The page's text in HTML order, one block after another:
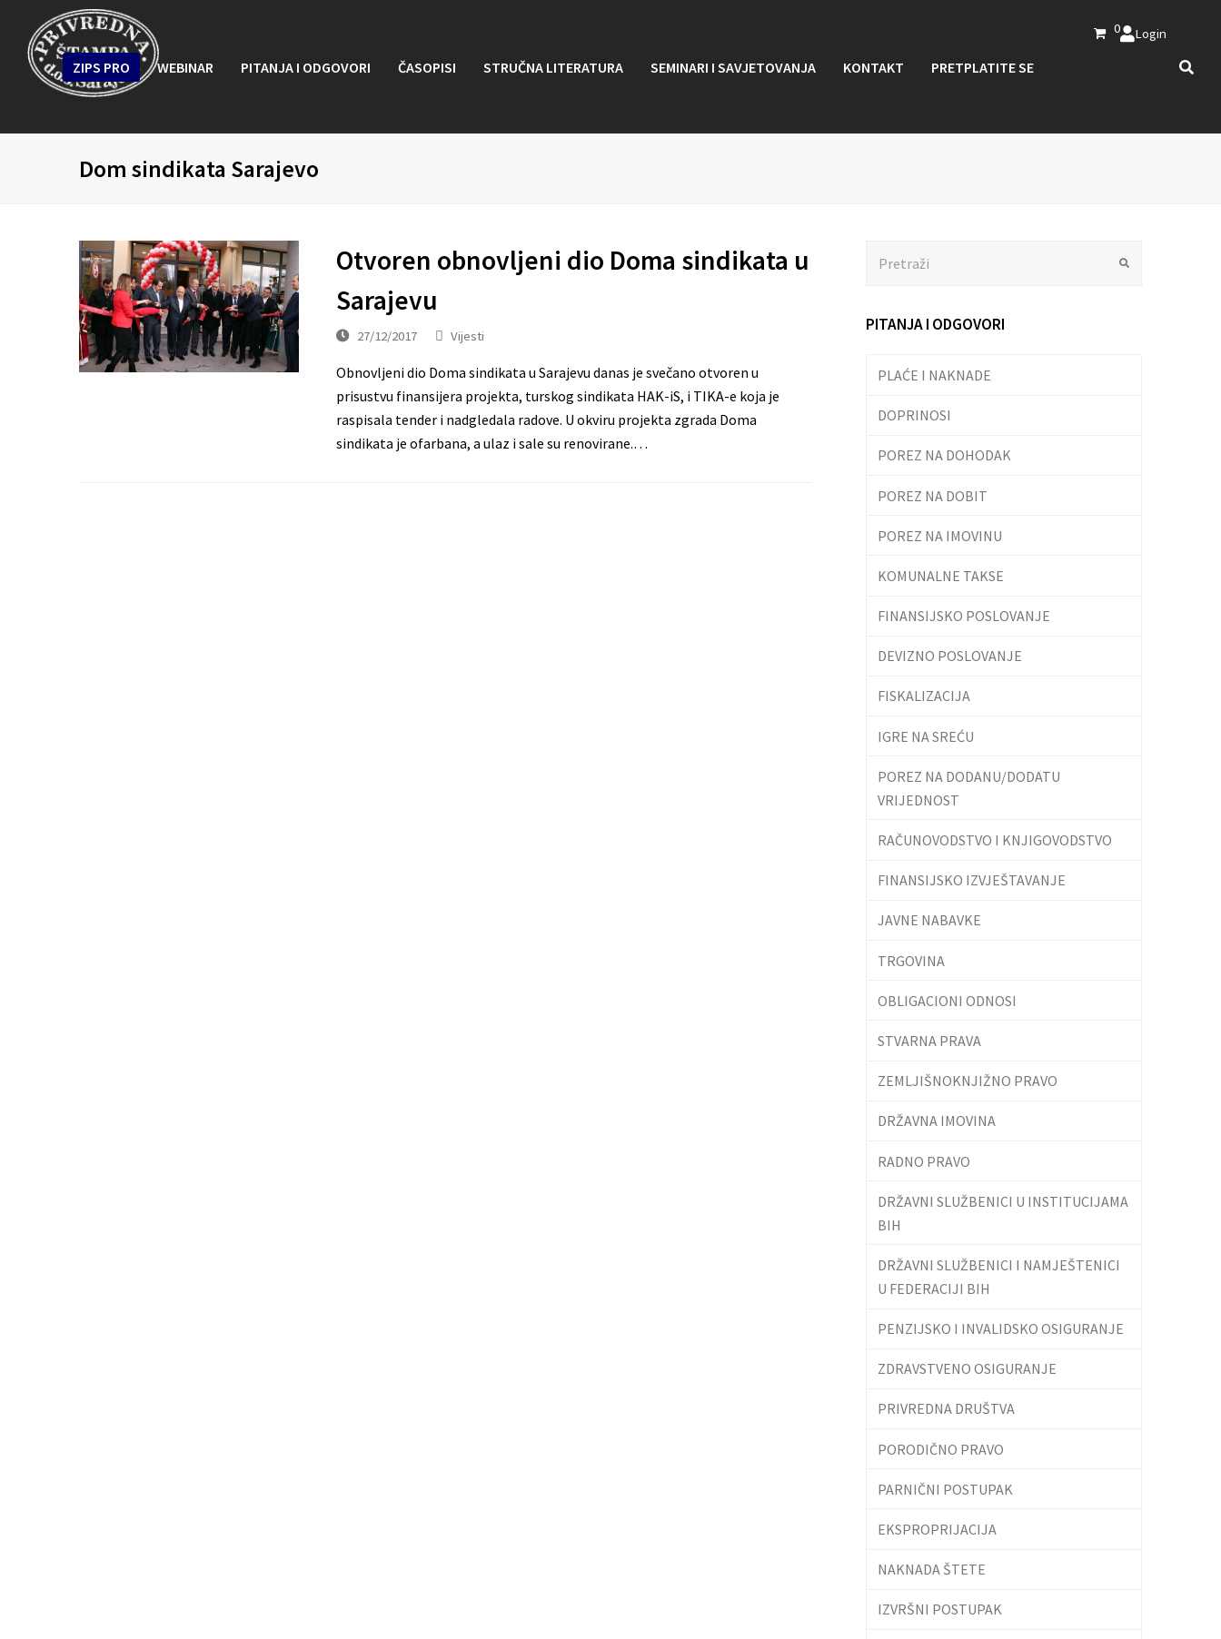
0 Login
ZIPS PRO WEBINAR PITANJA I ODGOVORI ČASOPISI STRUČNA LITERATURA SEMINARI I SAVJETOVANJA KONTAKT PRETPLATITE SE
Dom sindikata Sarajevo
Otvoren obnovljeni dio Doma sindikata u
Sarajevu
27/12/2017 Vijesti
Obnovljeni dio Doma sindikata u Sarajevu danas je svečano otvoren u
prisustvu finansijera projekta, turskog sindikata HAK-iS, i TIKA-e koja je
raspisala tender i nadgledala radove. U okviru projekta zgrada Doma
sindikata je ofarbana, a ulaz i sale su renovirane.…
PITANJA I ODGOVORI
PLAĆE I NAKNADE
DOPRINOSI
POREZ NA DOHODAK
POREZ NA DOBIT
POREZ NA IMOVINU
KOMUNALNE TAKSE
FINANSIJSKO POSLOVANJE
DEVIZNO POSLOVANJE
FISKALIZACIJA
IGRE NA SREĆU
POREZ NA DODANU/DODATU
VRIJEDNOST
RAČUNOVODSTVO I KNJIGOVODSTVO
FINANSIJSKO IZVJEŠTAVANJE
JAVNE NABAVKE
TRGOVINA
OBLIGACIONI ODNOSI
STVARNA PRAVA
ZEMLJIŠNOKNJIŽNO PRAVO
DRŽAVNA IMOVINA
RADNO PRAVO
DRŽAVNI SLUŽBENICI U INSTITUCIJAMA
BIH
DRŽAVNI SLUŽBENICI I NAMJEŠTENICI
U FEDERACIJI BIH
PENZIJSKO I INVALIDSKO OSIGURANJE
ZDRAVSTVENO OSIGURANJE
PRIVREDNA DRUŠTVA
PORODIČNO PRAVO
PARNIČNI POSTUPAK
EKSPROPRIJACIJA
NAKNADA ŠTETE
IZVRŠNI POSTUPAK